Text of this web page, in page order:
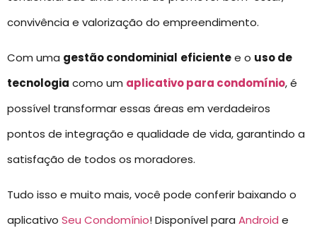
convivência e valorização do empreendimento.
Com uma gestão condominial eficientee o uso de
tecnologia como um aplicativo para condomínio, é
possível transformar essas áreas em verdadeiros
pontos de integração e qualidade de vida, garantindo a
satisfação de todos os moradores.
Tudo isso e muito mais, você pode conferir baixando o
aplicativo Seu Condomínio! Disponível para Android e